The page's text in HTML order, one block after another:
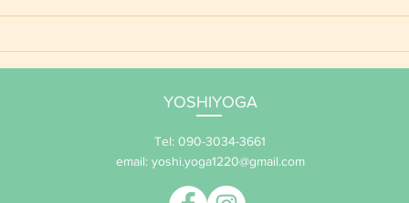
サポート 2026
YOSHIYOGA
Tel: 090-3034-3661
email: yoshi.yoga1220@gmail.com